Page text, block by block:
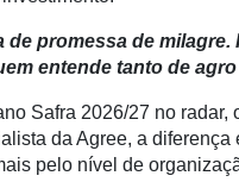
de promessa de
entende tanto de
Safra 2026/27 no
da Agree, a
pelo nível de